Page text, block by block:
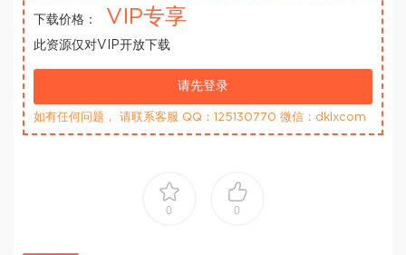
下载价格： VIP专享
此资源仅对VIP开放下载
请先登录
如有任何问题， 请联系客服 QQ：125130770 微信：dklxcom
0 0